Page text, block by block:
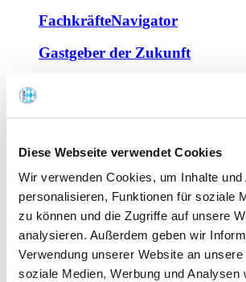
Diese Webseite verwendet Cookies
Wir verwenden Cookies, um Inhalte und
personalisieren, Funktionen für soziale
zu können und die Zugriffe auf unsere
analysieren. Außerdem geben wir
Verwendung unserer Website an
soziale Medien, Werbung und Analysen
FachkräfteNavigator
Gastgeber der Zukunft
Offene Seminare
Tagen im Palais
Wirte-und Unternehmerbrief
Lernplattform BOUNTI
Partner
Branchennahe Organisationen